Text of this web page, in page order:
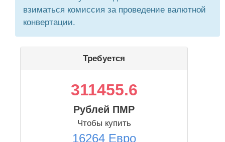
взиматься комиссия за проведение валютной
конвертации.
Требуется
311455.6
Рублей ПМР
Чтобы купить
16264 Евро